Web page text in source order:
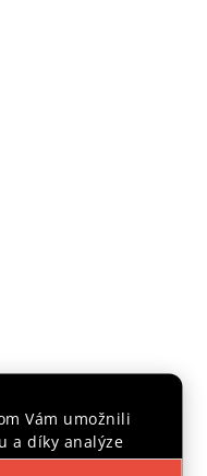
Vám umožnili
a díky analýze
jeho funkce,